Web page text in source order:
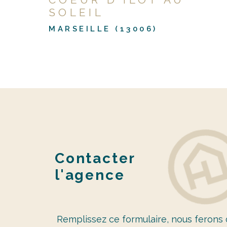
SOLEIL
MARSEILLE (13006)
Contacter
l'agence
Remplissez ce formulaire, nous ferons